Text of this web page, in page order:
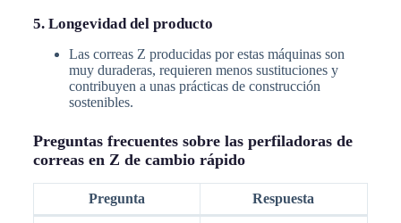
5. Longevidad del producto
Las correas Z producidas por estas máquinas son
muy duraderas, requieren menos sustituciones y
contribuyen a unas prácticas de construcción
sostenibles.
Preguntas frecuentes sobre las perfiladoras de
correas en Z de cambio rápido
Pregunta Respuesta